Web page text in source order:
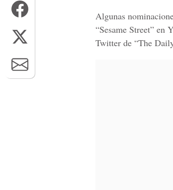
Algunas
“Sesame Street” en
Twitter de “The